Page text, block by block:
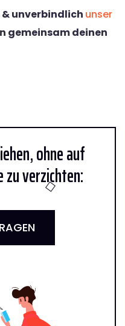
unverbindlich unser
gemeinsam deinen
ohne auf
verzichten: